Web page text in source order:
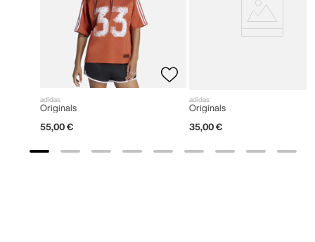
adidas
Originals
55,00 €
adidas
Originals
35,00 €